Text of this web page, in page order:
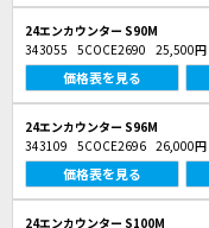
24エンカウンター S90M
343055 5COCE2690 25,500円
価格表を見る
24エンカウンター S96M
343109 5COCE2696 26,000円
価格表を見る
24エンカウンター S100M